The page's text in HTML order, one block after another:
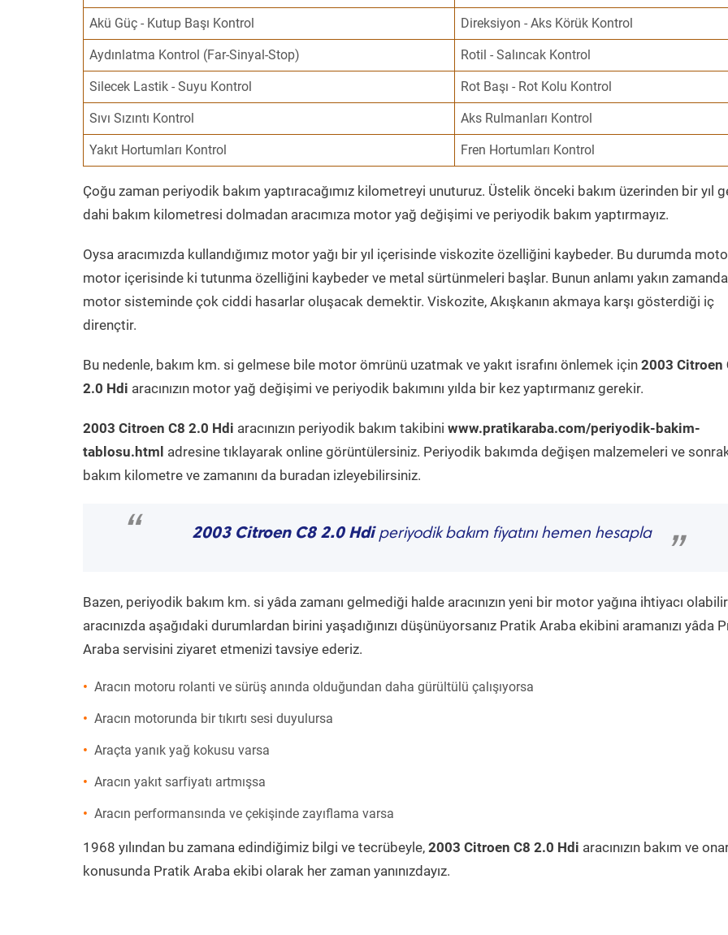
Akü Güç - Kutup Başı Kontrol Direksiyon - Aks Körük Kontrol
Aydınlatma Kontrol (Far-Sinyal-Stop) Rotil - Salıncak Kontrol
Silecek Lastik - Suyu Kontrol Rot Başı - Rot Kolu Kontrol
Sıvı Sızıntı Kontrol Aks Rulmanları Kontrol
Yakıt Hortumları Kontrol Fren Hortumları Kontrol
Çoğu zaman periyodik bakım yaptıracağımız kilometreyi unuturuz. Üstelik önceki bakım üzerinden bir yıl
dahi bakım kilometresi dolmadan aracımıza motor yağ değişimi ve periyodik bakım yaptırmayız.
Oysa aracımızda kullandığımız motor yağı bir yıl içerisinde viskozite özelliğini kaybeder. Bu durumda
motor içerisinde ki tutunma özelliğini kaybeder ve metal sürtünmeleri başlar. Bunun anlamı yakın zamanda
motor sisteminde çok ciddi hasarlar oluşacak demektir. Viskozite, Akışkanın akmaya karşı gösterdiği iç
dirençtir.
Bu nedenle, bakım km. si gelmese bile motor ömrünü uzatmak ve yakıt israfını önlemek için 2003 Citroen
2.0 Hdi aracınızın motor yağ değişimi ve periyodik bakımını yılda bir kez yaptırmanız gerekir.
2003 Citroen C8 2.0 Hdi aracınızın periyodik bakım takibini www.pratikaraba.com/periyodik-bakim-
tablosu.html adresine tıklayarak online görüntülersiniz. Periyodik bakımda değişen malzemeleri ve
bakım kilometre ve zamanını da buradan izleyebilirsiniz.
“ 2003 Citroen C8 2.0 Hdiperiyodik bakım fiyatını hemen hesapla
”
Bazen, periyodik bakım km. si yâda zamanı gelmediği halde aracınızın yeni bir motor yağına ihtiyacı
aracınızda aşağıdaki durumlardan birini yaşadığınızı düşünüyorsanız Pratik Araba ekibini aramanızı yâda
Araba servisini ziyaret etmenizi tavsiye ederiz.
Aracın motoru rolanti ve sürüş anında olduğundan daha gürültülü çalışıyorsa
Aracın motorunda bir tıkırtı sesi duyulursa
Araçta yanık yağ kokusu varsa
Aracın yakıt sarfiyatı artmışsa
Aracın performansında ve çekişinde zayıflama varsa
1968 yılından bu zamana edindiğimiz bilgi ve tecrübeyle, 2003 Citroen C8 2.0 Hdi aracınızın bakım ve
konusunda Pratik Araba ekibi olarak her zaman yanınızdayız.